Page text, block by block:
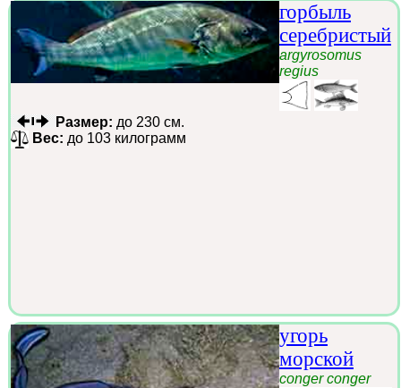
горбыль
серебристый
argyrosomus
regius
Размер: до 230 см.
Вес: до 103 килограмм
угорь
морской
conger conger